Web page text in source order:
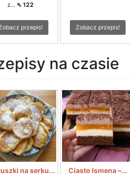
z... ⇖ 122
przepis! Zobacz przepis!
na czasie
na serku... Ciasto Ismena –...